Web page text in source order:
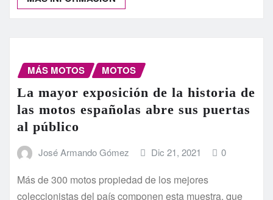
MÁS MOTOS MOTOS
La mayor exposición de la historia de
las motos españolas abre sus puertas
al público
José Armando Gómez Dic 21, 2021 0
Más de 300 motos propiedad de los mejores
coleccionistas del país componen esta muestra, que